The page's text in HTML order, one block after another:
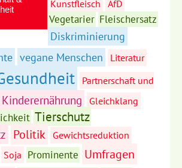
Kunstfleisch AfD
Vegetarier Fleischersatz
Diskriminierung
vegane Menschen Literatur
Partnerschaft und
Gleichklang
Tierschutz
Politik
Gewichtsreduktion
Soja Prominente Umfragen